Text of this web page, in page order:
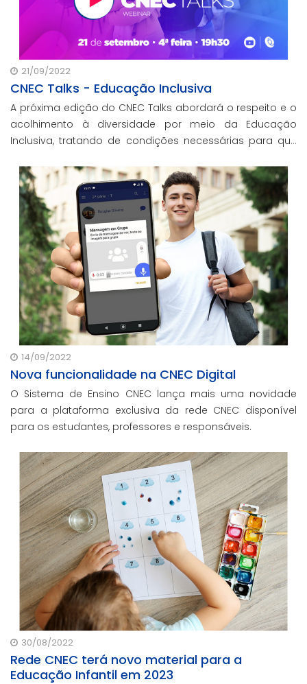
21/09/2022
CNEC Talks - Educação Inclusiva
A próxima edição do CNEC Talks abordará o respeito e o
acolhimento à diversidade por meio da Educação
Inclusiva, tratando de condições necessárias para que
dentro das unidades de educação cenecistas.
14/09/2022
Nova funcionalidade na CNEC Digital
O Sistema de Ensino CNEC lança mais uma novidade
para a plataforma exclusiva da rede CNEC disponível
para os estudantes, professores e responsáveis.
30/08/2022
Rede CNEC terá novo material para a
Educação Infantil em 2023